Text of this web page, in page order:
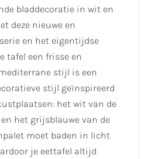
bladdecoratie in wit en
deze nieuwe en
en het eigentijdse
tafel een frisse en
stijl is een
stijl geïnspireerd
het wit van de
het grijsblauwe van de
moet baden in licht
je eettafel altijd